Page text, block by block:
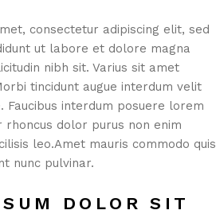
consectetur adipiscing elit, sed
ut labore et dolore magna
nibh sit. Varius sit amet
tincidunt augue interdum velit
Faucibus interdum posuere lorem
dolor purus non enim
leo.Amet mauris commodo quis
nunc pulvinar.
DOLOR SIT